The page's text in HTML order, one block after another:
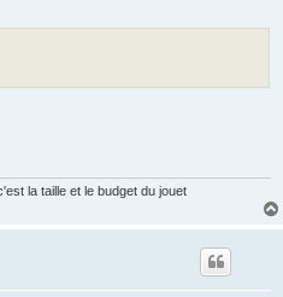
la taille et le budget du jouet